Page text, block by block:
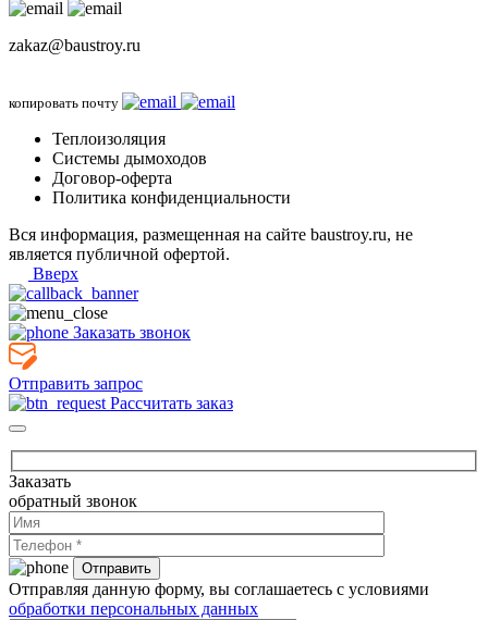
zakaz@baustroy.ru
копировать почту
Теплоизоляция
Системы дымоходов
Договор-оферта
Политика конфиденциальности
Вся информация, размещенная на сайте baustroy.ru, не
является публичной офертой.
Вверх
Заказать звонок
Отправить запрос
Рассчитать заказ
Заказать
обратный звонок
Отправляя данную форму, вы соглашаетесь с условиями
обработки персональных данных